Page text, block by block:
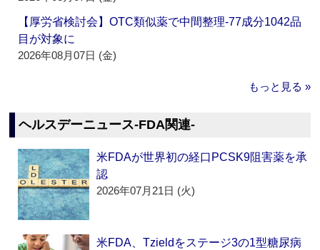
【厚労省検討会】OTC類似薬で中間整理‐77成分1042品
目が対象に
2026年08月07日 (金)
もっと見る »
ヘルスデーニュース‐FDA関連‐
米FDAが世界初の経口PCSK9阻害薬を承
認
2026年07月21日 (火)
米FDA、Tzieldをステージ3の1型糖尿病